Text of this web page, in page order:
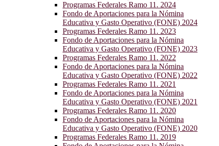
Programas Federales Ramo 11. 2024
Fondo de Aportaciones para la Nómina
Educativa y Gasto Operativo (FONE) 2024
Programas Federales Ramo 11. 2023
Fondo de Aportaciones para la Nómina
Educativa y Gasto Operativo (FONE) 2023
Programas Federales Ramo 11. 2022
Fondo de Aportaciones para la Nómina
Educativa y Gasto Operativo (FONE) 2022
Programas Federales Ramo 11. 2021
Fondo de Aportaciones para la Nómina
Educativa y Gasto Operativo (FONE) 2021
Programas Federales Ramo 11. 2020
Fondo de Aportaciones para la Nómina
Educativa y Gasto Operativo (FONE) 2020
Programas Federales Ramo 11. 2019